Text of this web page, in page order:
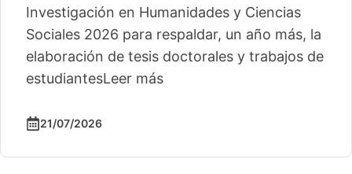
Investigación en Humanidades y Ciencias
Sociales 2026 para respaldar, un año más, la
elaboración de tesis doctorales y trabajos de
estudiantesLeer más
21/07/2026